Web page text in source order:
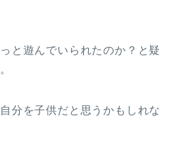
と遊んでいられたのか？と疑
分を子供だと思うかもしれな